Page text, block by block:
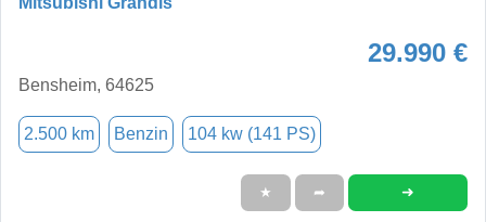
29.990 €
Bensheim, 64625
2.500 km Benzin 104 kw (141 PS)
★ ➦ ➜